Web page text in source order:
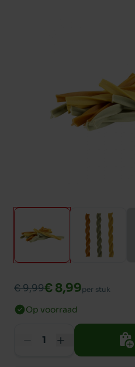
€ 9,99€ 8,99per stuk
Op voorraad